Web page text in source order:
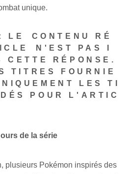
unique.
LE ⁢CONTENU RÉ
N'EST PAS I
CETTE RÉPONSE.
TITRES FOURNIE
LES TI
POUR L'ARTIC
de la série
plusieurs Pokémon inspirés des